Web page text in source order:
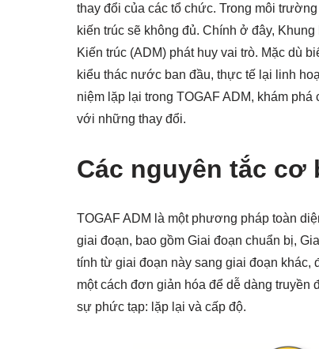
thay đổi của các tổ chức. Trong môi
kiến trúc sẽ không đủ. Chính ở đây,
Kiến trúc (ADM) phát huy vai trò. Mặc dù
kiểu thác nước ban đầu, thực tế lại linh
niệm lặp lại trong TOGAF ADM, khám
với những thay đổi.
Các nguyên tắc cơ
TOGAF ADM là một phương pháp toàn
giai đoạn, bao gồm Giai đoạn chuẩn bị,
tính từ giai đoạn này sang giai đoạn khác,
một cách đơn giản hóa để dễ dàng truyền
sự phức tạp: lặp lại và cấp độ.